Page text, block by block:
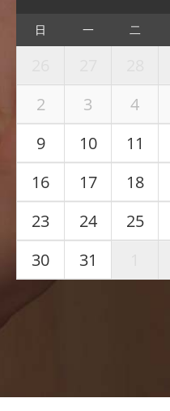
日 一 二
2
3 4
9
10 11
16
17 18
23
24 25
30
31